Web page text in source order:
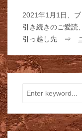
2021年1月1日、ブ
引き続きのご愛読
引っ越し先 ⇒